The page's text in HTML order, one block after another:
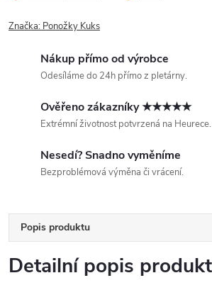
Značka: Ponožky Kuks
Nákup přímo od výrobce
Odesíláme do 24h přímo z pletárny.
Ověřeno zákazníky ★★★★★
Extrémní životnost potvrzená na Heurece.
Nesedí? Snadno vyměníme
Bezproblémová výměna či vrácení.
Popis produktu
Detailní popis